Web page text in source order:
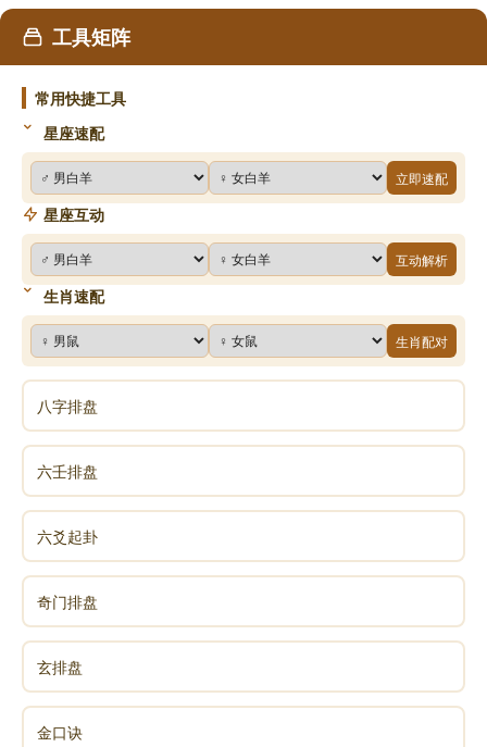
工具矩阵
常用快捷工具
星座速配
立即速配
星座互动
互动解析
生肖速配
生肖配对
八字排盘
六壬排盘
六爻起卦
奇门排盘
玄排盘
金口诀